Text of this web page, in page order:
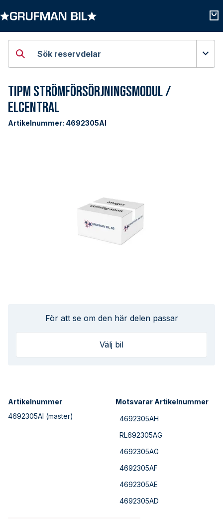
Sök reservdelar
TIPM Strömförsörjningsmodul /
Elcentral
Artikelnummer: 4692305AI
För att se om den här delen passar
Välj bil
Artikelnummer
4692305AI (master)
Motsvarar Artikelnummer
4692305AH
RL692305AG
4692305AG
4692305AF
4692305AE
4692305AD